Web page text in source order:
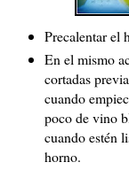
Precalentar el
En el mismo
cortadas
cuando
poco de vino
cuando estén
horno.